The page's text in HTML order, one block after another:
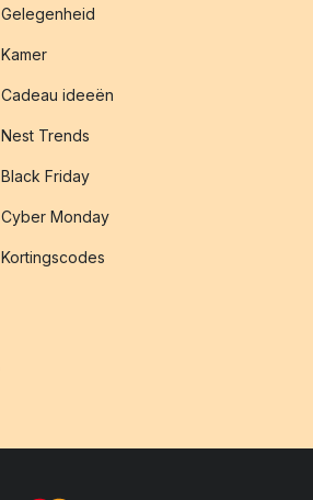
Gelegenheid
Kamer
Cadeau ideeën
Nest Trends
Black Friday
Cyber Monday
Kortingscodes